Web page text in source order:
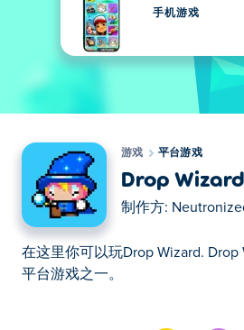
手机游戏
游戏 平台游戏
Drop Wizard
制作方:
在这里你可以玩Drop Wizard.
平台游戏之一。